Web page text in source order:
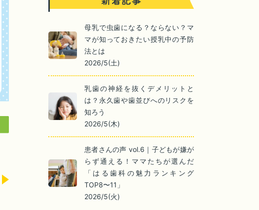
母乳で虫歯になる？ならない？マ
マが知っておきたい授乳中の予防
法とは
2026/5(土)
乳歯の神経を抜くデメリットと
は？永久歯や歯並びへのリスクを
知ろう
2026/5(木)
患者さんの声 vol.6｜子どもが嫌が
らず通える！ママたちが選んだ
「はる歯科の魅力ランキング
TOP8〜11」
2026/5(火)